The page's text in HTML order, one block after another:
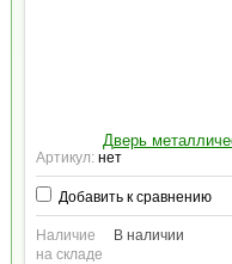
Дверь
Артикул: нет
Добавить к сравнению
Наличие
на складе
В наличии